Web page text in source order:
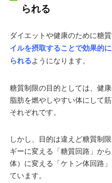
られる
ダイエットや健康のために糖
イルを摂取することで効果的
られるようになります。
糖質制限の目的としては、健
脂肪を燃やしやすい体にして
それぞれです。
しかし、目的は違えど糖質制
ギーに変える「糖質回路」か
体）に変える「ケトン体回路
ています。